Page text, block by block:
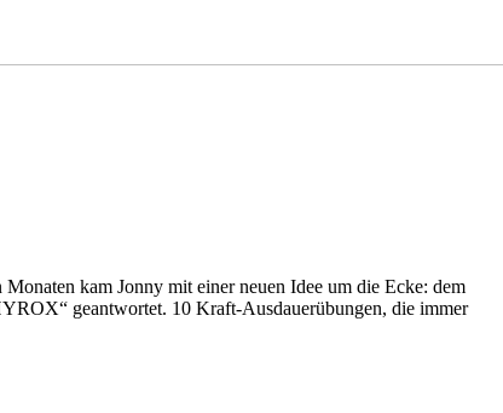
kam Jonny mit einer neuen Idee um die Ecke: dem
geantwortet. 10 Kraft-Ausdauerübungen, die immer